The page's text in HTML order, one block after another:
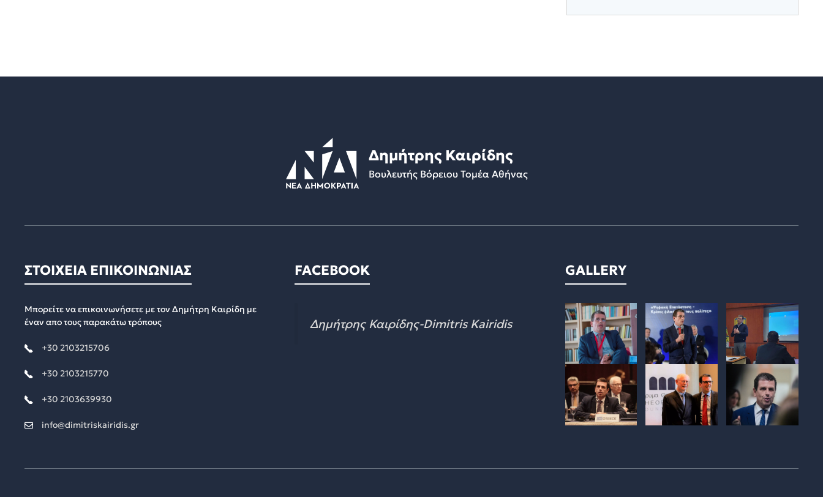
Δημήτρης Καιρίδης
Βουλευτής Βόρειου Τομέα Αθήνας
ΣΤΟΙΧΕΙΑ ΕΠΙΚΟΙΝΩΝΙΑΣ
Μπορείτε να επικοινωνήσετε με τον Δημήτρη Καιρίδη με
έναν απο τους παρακάτω τρόπους
+30 2103215706
+30 2103215770
+30 2103639930
info@dimitriskairidis.gr
FACEBOOK
Δημήτρης Καιρίδης-Dimitris Kairidis
GALLERY